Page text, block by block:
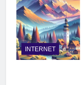
INTERNET